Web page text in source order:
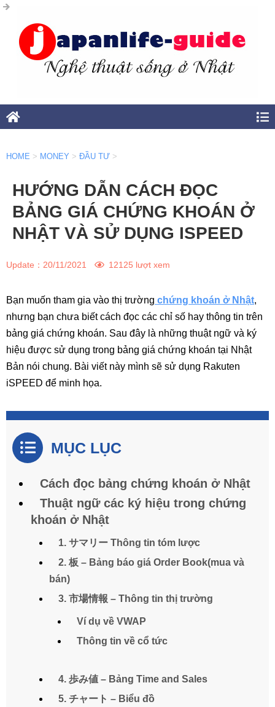
HOME > MONEY > ĐẦU TƯ >
HƯỚNG DẪN CÁCH ĐỌC
BẢNG GIÁ CHỨNG KHOÁN Ở
NHẬT VÀ SỬ DỤNG ISPEED
Update： 20/11/2021 12125 lượt xem
Bạn muốn tham gia vào thị trường chứng khoán ở Nhật,
nhưng bạn chưa biết cách đọc các chỉ số hay thông tin trên
bảng giá chứng khoán. Sau đây là những thuật ngữ và ký
hiệu được sử dụng trong bảng giá chứng khoán tại Nhật
Bản nói chung. Bài viết này mình sẽ sử dụng Rakuten
iSPEED để minh họa.
MỤC LỤC
Cách đọc bảng chứng khoán ở Nhật
Thuật ngữ các ký hiệu trong chứng
khoán ở Nhật
1. サマリー Thông tin tóm lược
2. 板 – Bảng báo giá Order Book(mua và
bán)
3. 市場情報 – Thông tin thị trường
Ví dụ về VWAP
Thông tin về cổ tức
4. 歩み値 – Bảng Time and Sales
5. チャート – Biểu đồ